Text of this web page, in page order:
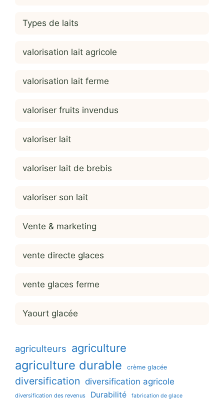
Types de laits
valorisation lait agricole
valorisation lait ferme
valoriser fruits invendus
valoriser lait
valoriser lait de brebis
valoriser son lait
Vente & marketing
vente directe glaces
vente glaces ferme
Yaourt glacée
agriculteurs agriculture
agriculture durable crème glacée
diversification diversification agricole
diversification des revenus Durabilité fabrication de glace